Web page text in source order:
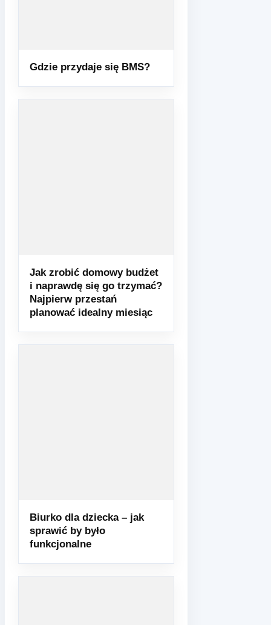
Gdzie przydaje się BMS?
Jak zrobić domowy budżet
i naprawdę się go trzymać?
Najpierw przestań
planować idealny miesiąc
Biurko dla dziecka – jak
sprawić by było
funkcjonalne